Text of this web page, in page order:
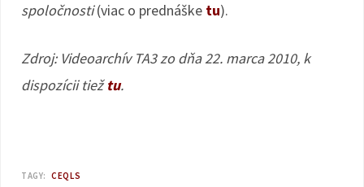
spoločnosti(viac o prednáške tu).
Zdroj: Videoarchív TA3 zo dňa 22. marca 2010, k
dispozícii tiežtu.
TAGY: CEQLS